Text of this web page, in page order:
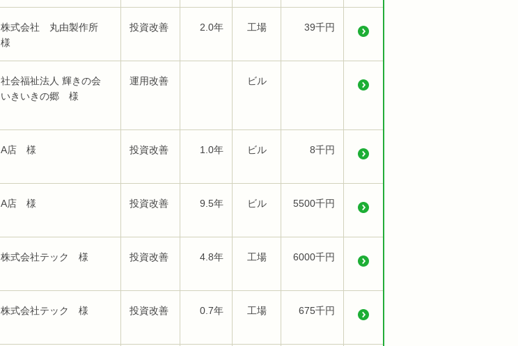
株式会社 丸由製作所
様
投資改善 2.0年 工場 39千円
社会福祉法人 輝きの会
いきいきの郷 様
運用改善 ビル
A店 様 投資改善 1.0年 ビル 8千円
A店 様 投資改善 9.5年 ビル 5500千円
株式会社テック 様 投資改善 4.8年 工場 6000千円
株式会社テック 様 投資改善 0.7年 工場 675千円